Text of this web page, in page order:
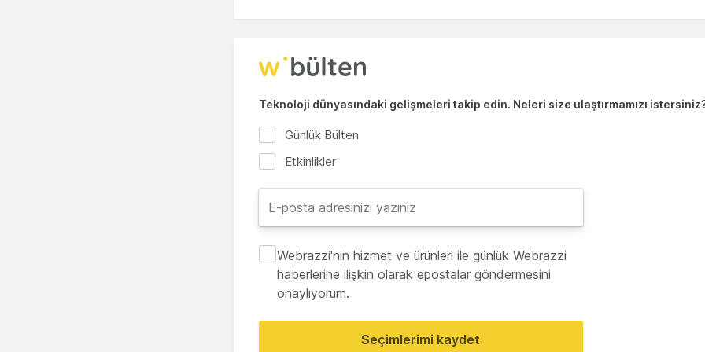
Teknoloji dünyasındaki gelişmeleri takip edin. Neleri size ulaştırmamızı
Günlük Bülten
Etkinlikler
Webrazzi'nin hizmet ve ürünleri ile günlük Webrazzi
haberlerine ilişkin olarak epostalar göndermesini
onaylıyorum.
Seçimlerimi kaydet